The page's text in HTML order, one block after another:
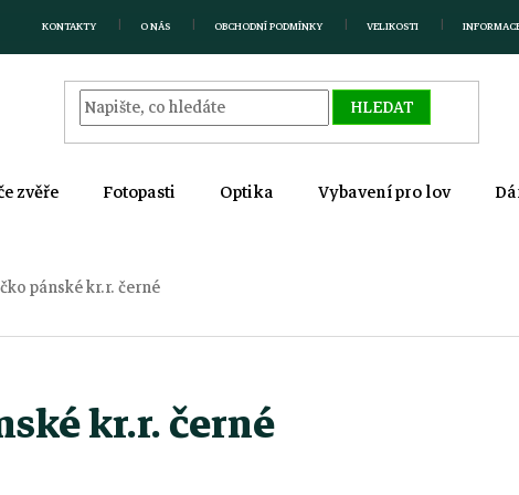
KONTAKTY O NÁS OBCHODNÍ PODMÍNKY VELIKOSTI
HLEDAT
zvěře Fotopasti Optika Vybavení pro lov
pánské kr.r. černé
kr.r. černé